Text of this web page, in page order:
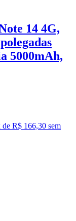
14 4G,
5000mAh,
de R$ 166,30 sem